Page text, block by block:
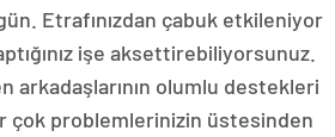
Etrafınızdan çabuk etkileniyor
işe aksettirebiliyorsunuz.
arkadaşlarının olumlu destekleri
çok problemlerinizin üstesinden